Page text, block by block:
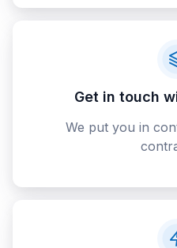
Get in touch
We put you in